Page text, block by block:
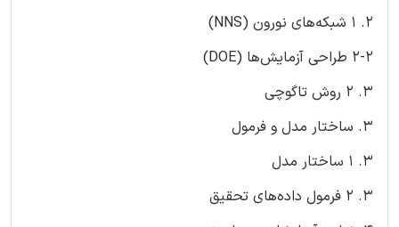
2. 1 شبكه‌های نورون (NNS)
2-2 طراحی آزمایش‌ها (DOE)
3. 2 روش تاگوچی
3. ساختار مدل و فرمول
3. 1 ساختار مدل
3. 2 فرمول داده‌های تحقیق